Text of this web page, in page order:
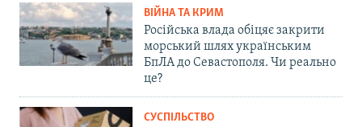
ВІЙНА ТА КРИМ
Російська влада обіцяє закрити
морський шлях українським
БпЛА до Севастополя. Чи реально
це?
СУСПІЛЬСТВО